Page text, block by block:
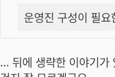
운영진 구성이 필
... 뒤에 생략한 이야기가